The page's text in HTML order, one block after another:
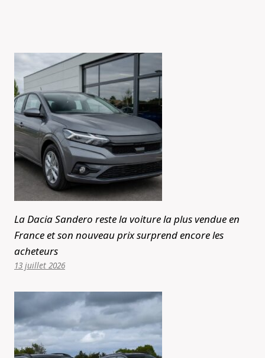
La Dacia Sandero reste la voiture la plus vendue en
France et son nouveau prix surprend encore les
acheteurs
13 juillet 2026